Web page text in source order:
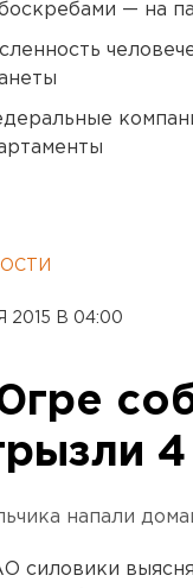
— на
2015 В 04:00
напали
силовики